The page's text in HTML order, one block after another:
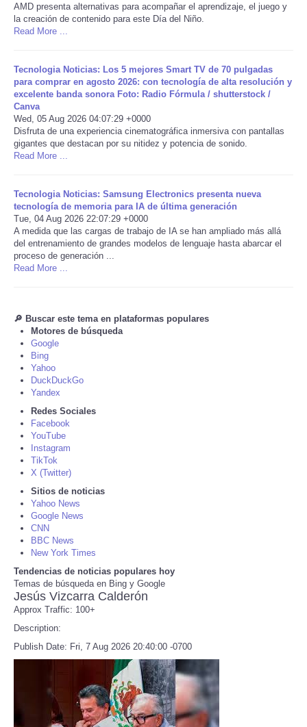
Ciencia
EEUU
Especiales
Internacionales
Negocios
Salud
Tecnologia
CATEGORIES
CARTOONS
CONTACT
SEARCH
SHOPPING
Daily Deals
RobinsPost Store
Refund Policy
AMD presenta alternativas para acompañar el aprendizaje, el juego y
la creación de contenido para este Día del Niño.
Read More ...
Tecnologia Noticias: Los 5 mejores Smart TV de 70 pulgadas
para comprar en agosto 2026: con tecnología de alta resolución y
excelente banda sonora Foto: Radio Fórmula / shutterstock /
Canva
Wed, 05 Aug 2026 04:07:29 +0000
Disfruta de una experiencia cinematográfica inmersiva con pantallas
gigantes que destacan por su nitidez y potencia de sonido.
Read More ...
Tecnologia Noticias: Samsung Electronics presenta nueva
tecnología de memoria para IA de última generación
Tue, 04 Aug 2026 22:07:29 +0000
A medida que las cargas de trabajo de IA se han ampliado más allá
del entrenamiento de grandes modelos de lenguaje ‌hasta abarcar el
proceso ​de generación ...
Read More ...
🔎 Buscar este tema en plataformas populares
Motores de búsqueda
Google
Bing
Yahoo
DuckDuckGo
Yandex
Redes Sociales
Facebook
YouTube
Instagram
TikTok
X (Twitter)
Sitios de noticias
Yahoo News
Google News
CNN
BBC News
New York Times
Tendencias de noticias populares hoy
Temas de búsqueda en Bing y Google
Jesús Vizcarra Calderón
Approx Traffic: 100+
Description:
Publish Date: Fri, 7 Aug 2026 20:40:00 -0700